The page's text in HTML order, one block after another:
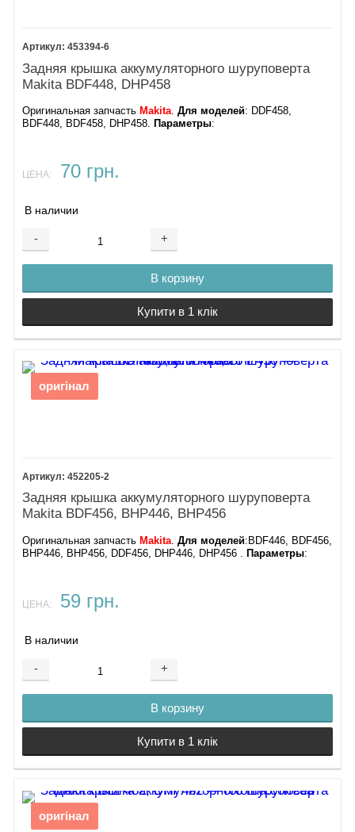
453394-6
Задняя крышка аккумуляторного шуруповерта
Makita BDF448, DHP458
Оригинальная запчасть Makita.Для моделей: DDF458,
BDF448, BDF458, DHP458. Параметры:
ЦЕНА: 70 грн.
В наличии
- +
В корзину
Купити в 1 клік
оригінал
452205-2
Задняя крышка аккумуляторного шуруповерта
Makita BDF456, BHP446, BHP456
Оригинальная запчасть Makita.Для моделей:BDF446, BDF456,
BHP446, BHP456, DDF456, DHP446, DHP456 . Параметры:
ЦЕНА: 59 грн.
В наличии
- +
В корзину
Купити в 1 клік
оригінал